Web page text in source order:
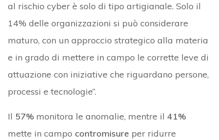
al rischio cyber è solo di tipo artigianale. Solo il
14% delle organizzazioni si può considerare
maturo, con un approccio strategico alla materia
e in grado di mettere in campo le corrette leve di
attuazione con iniziative che riguardano persone,
processi e tecnologie”.
Il 57%monitora le anomalie, mentre il 41%
mette in campo contromisure per ridurre